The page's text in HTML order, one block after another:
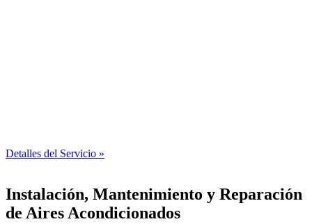
Detalles del Servicio »
Instalación, Mantenimiento y Reparación
de Aires Acondicionados